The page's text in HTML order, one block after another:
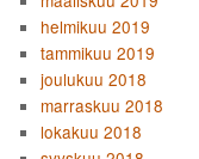
helmikuu 2019
tammikuu 2019
joulukuu 2018
marraskuu 2018
lokakuu 2018